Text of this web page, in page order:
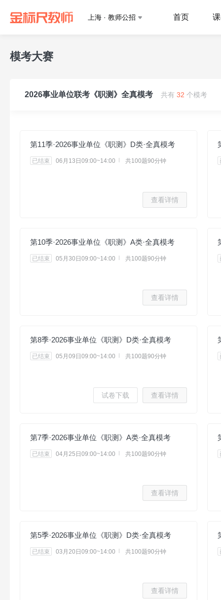
上海 · 教师公招 首页
模考大赛
2026事业单位联考《职测》全真模考 共有 32 个模考
第11季·2026事业单位《职测》D类·全真模考
已结束 06月13日09:00~14:00 共100题90分钟
查看详情
第10季·2026事业单位《职测》A类·全真模考
已结束 05月30日09:00~14:00 共100题90分钟
查看详情
第8季·2026事业单位《职测》D类·全真模考
已结束 05月09日09:00~14:00 共100题90分钟
试卷下载 查看详情
第7季·2026事业单位《职测》A类·全真模考
已结束 04月25日09:00~14:00 共100题90分钟
查看详情
第5季·2026事业单位《职测》D类·全真模考
已结束 03月20日09:00~14:00 共100题90分钟
查看详情